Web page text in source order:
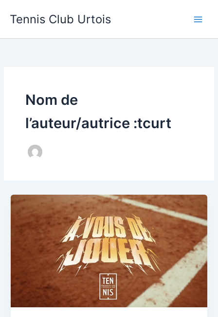
Tennis Club Urtois
Nom de
l’auteur/autrice :tcurt